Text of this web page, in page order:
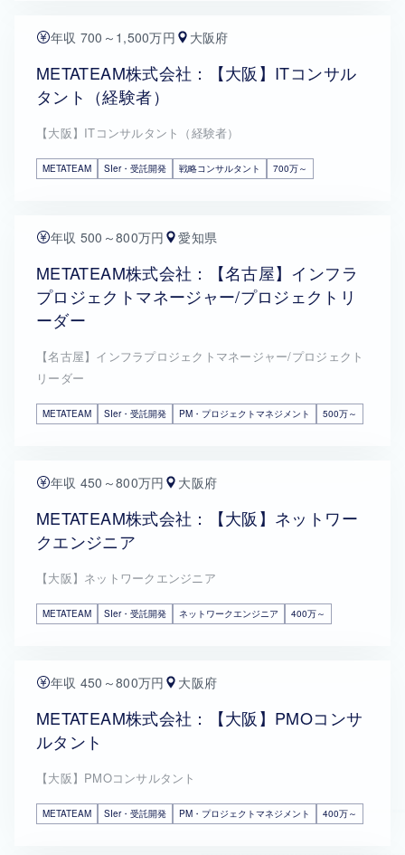
年収 700～1,500万円 大阪府
METATEAM株式会社：【大阪】ITコンサル
タント（経験者）
【大阪】ITコンサルタント（経験者）
METATEAM SIer・受託開発 戦略コンサルタント 700万～
年収 500～800万円 愛知県
METATEAM株式会社：【名古屋】インフラ
プロジェクトマネージャー/プロジェクトリ
ーダー
【名古屋】インフラプロジェクトマネージャー/プロジェクト
リーダー
METATEAM SIer・受託開発 PM・プロジェクトマネジメント 500万～
年収 450～800万円 大阪府
METATEAM株式会社：【大阪】ネットワー
クエンジニア
【大阪】ネットワークエンジニア
METATEAM SIer・受託開発 ネットワークエンジニア 400万～
年収 450～800万円 大阪府
METATEAM株式会社：【大阪】PMOコンサ
ルタント
【大阪】PMOコンサルタント
METATEAM SIer・受託開発 PM・プロジェクトマネジメント 400万～